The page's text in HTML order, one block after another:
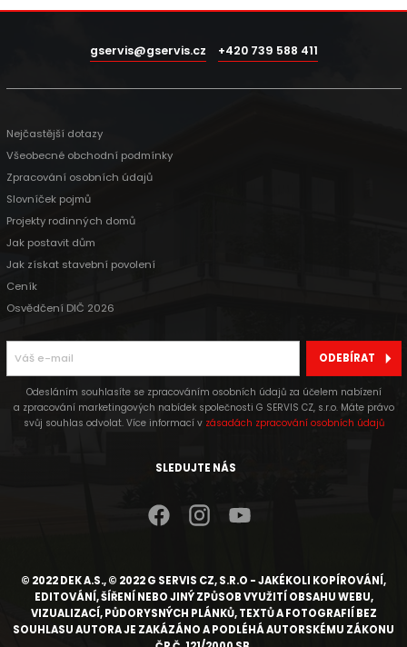
gservis@gservis.cz +420 739 588 411
Nejčastější dotazy
Všeobecné obchodní podmínky
Zpracování osobních údajů
Slovníček pojmů
Projekty rodinných domů
Jak postavit dům
Jak získat stavební povolení
Ceník
Osvědčení DIČ 2026
ODEBÍRAT
Odesláním souhlasíte se zpracováním osobních údajů za účelem nabízení
a zpracování marketingových nabídek společnosti G SERVIS CZ, s.r.o. Máte právo
svůj souhlas odvolat. Více informací v zásadách zpracování osobních údajů
SLEDUJTE NÁS
© 2022 DEK A.S., © 2022 G SERVIS CZ, S.R.O - JAKÉKOLI KOPÍROVÁNÍ,
EDITOVÁNÍ, ŠÍŘENÍ NEBO JINÝ ZPŮSOB VYUŽITÍ OBSAHU WEBU,
VIZUALIZACÍ, PŮDORYSNÝCH PLÁNKŮ, TEXTŮ A FOTOGRAFIÍ BEZ
SOUHLASU AUTORA JE ZAKÁZÁNO A PODLÉHÁ AUTORSKÉMU ZÁKONU